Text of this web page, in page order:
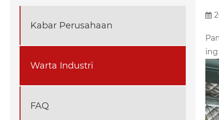
Kabar Perusahaan
Warta Industri
FAQ